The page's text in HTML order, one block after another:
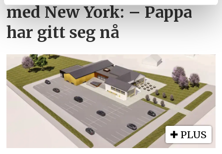
tjenestene deres.
med New York: – Pappa
har gitt seg nå
PLUS